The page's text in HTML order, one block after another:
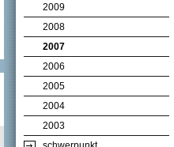
2009
2008
2007
2006
2005
2004
2003